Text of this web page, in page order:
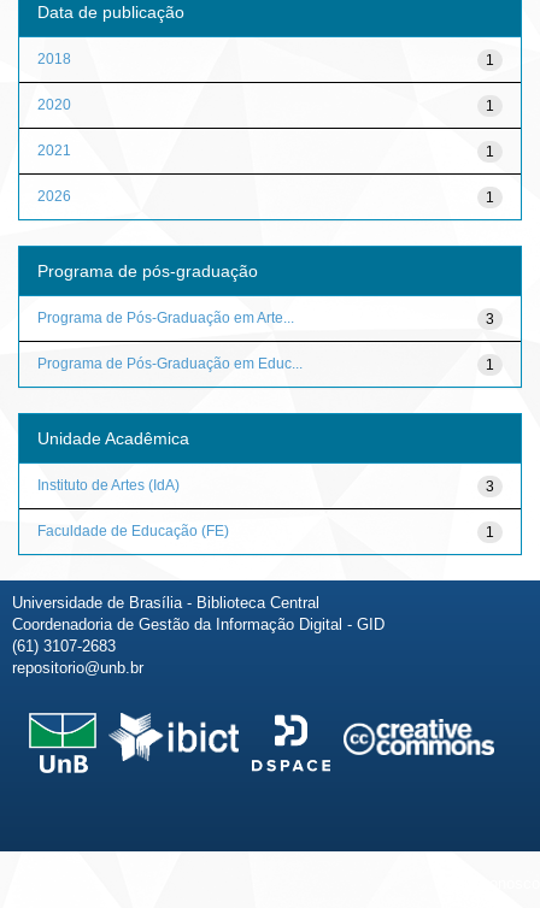
Data de publicação
1
2018
1
2020
1
2021
1
2026
Programa de pós-graduação
3
Programa de Pós-Graduação em Arte...
1
Programa de Pós-Graduação em Educ...
Unidade Acadêmica
3
Instituto de Artes (IdA)
1
Faculdade de Educação (FE)
Universidade de Brasília - Biblioteca Central
Coordenadoria de Gestão da Informação Digital - GID
(61) 3107-2683
repositorio@unb.br